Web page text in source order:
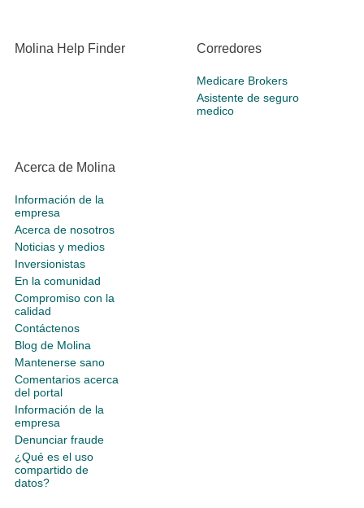
Molina Help Finder Corredores
Medicare Brokers
Asistente de seguro
medico
Acerca de Molina
Información de la
empresa
Acerca de nosotros
Noticias y medios
Inversionistas
En la comunidad
Compromiso con la
calidad
Contáctenos
Blog de Molina
Mantenerse sano
Comentarios acerca
del portal
Información de la
empresa
Denunciar fraude
¿Qué es el uso
compartido de
datos?